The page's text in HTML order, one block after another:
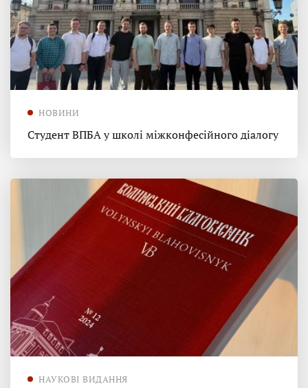
НОВИНИ
Студент ВПБА у школі міжконфесійного діалогу
НАУКОВІ ВИДАННЯ